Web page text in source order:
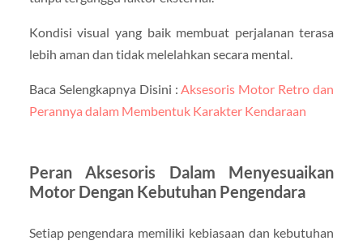
Kondisi visual yang baik membuat perjalanan terasa
lebih aman dan tidak melelahkan secara mental.
Baca Selengkapnya Disini :Aksesoris Motor Retro dan
Perannya dalam Membentuk Karakter Kendaraan
Peran Aksesoris Dalam Menyesuaikan
Motor Dengan Kebutuhan Pengendara
Setiap pengendara memiliki kebiasaan dan kebutuhan